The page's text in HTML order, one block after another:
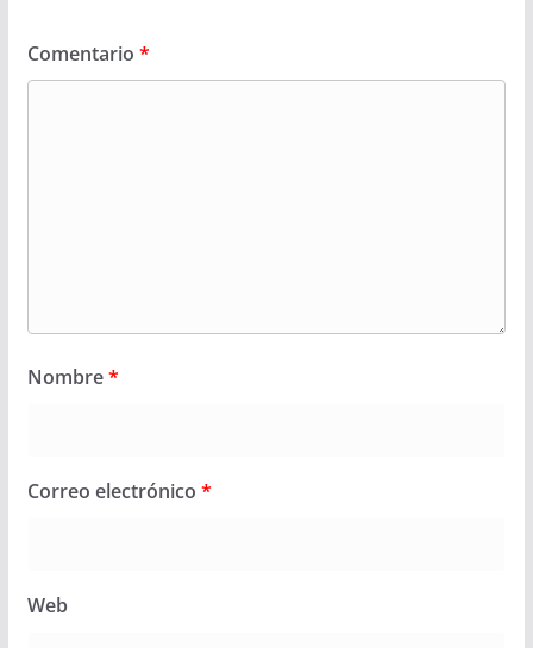
Comentario *
Nombre*
Correo electrónico *
Web